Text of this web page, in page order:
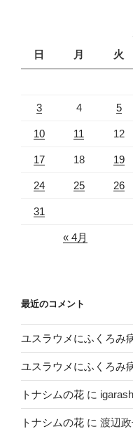
日
月 火
3 4 5
10 11 12
17 18 19
24 25 26
31
« 4月
最近のコメント
ユスラウメにふくろみ
ユスラウメにふくろみ
トナシムの花 に
トナシムの花 に 渡辺